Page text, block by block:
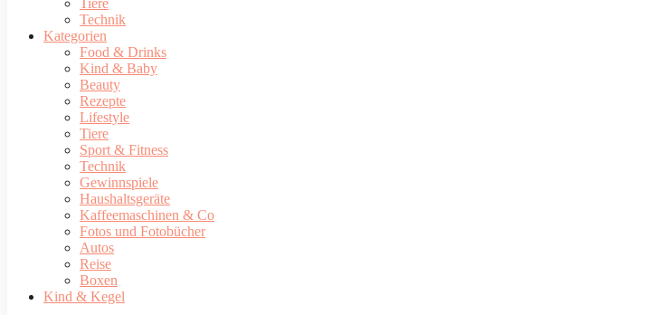
Tiere
Technik
Kategorien
Food & Drinks
Kind & Baby
Beauty
Rezepte
Lifestyle
Tiere
Sport & Fitness
Technik
Gewinnspiele
Haushaltsgeräte
Kaffeemaschinen & Co
Fotos und Fotobücher
Autos
Reise
Boxen
Kind & Kegel